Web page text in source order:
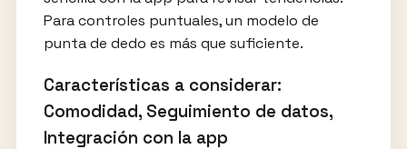
Para controles puntuales, un modelo de
punta de dedo es más que suficiente.
Características a considerar:
Comodidad, Seguimiento de datos,
Integración con la app